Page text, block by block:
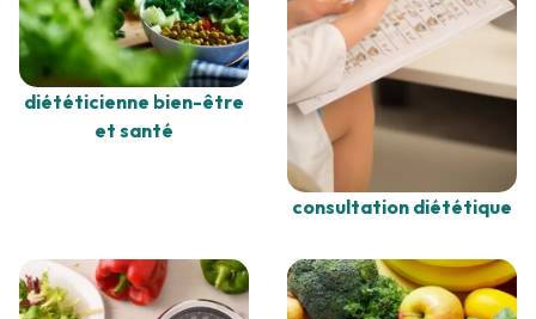
diététicienne bien-être
et santé
consultation diététique